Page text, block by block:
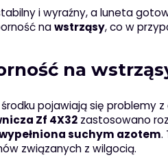
i wyraźny, a luneta
nawstrząsy, co w
na
pojawiają się problemy
Zf 4X32zastosowano
suchym azotem.
związanych z wilgocią.